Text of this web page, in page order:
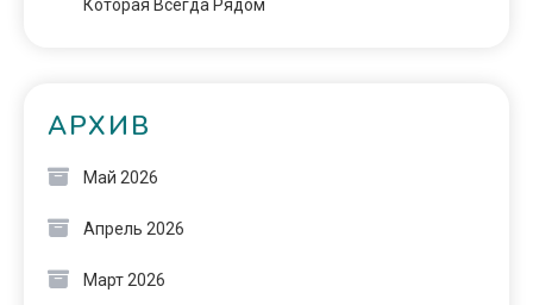
Которая Всегда Рядом
АРХИВ
Май 2026
Апрель 2026
Март 2026